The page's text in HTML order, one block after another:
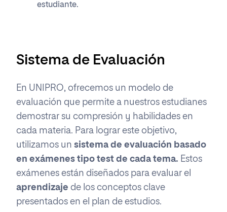
estudiante.
Sistema de Evaluación
En UNIPRO, ofrecemos un modelo de
evaluación que permite a nuestros estudianes
demostrar su compresión y habilidades en
cada materia. Para lograr este objetivo,
utilizamos un sistema de evaluación basado
en exámenes tipo test de cada tema. Estos
exámenes están diseñados para evaluar el
aprendizaje de los conceptos clave
presentados en el plan de estudios.